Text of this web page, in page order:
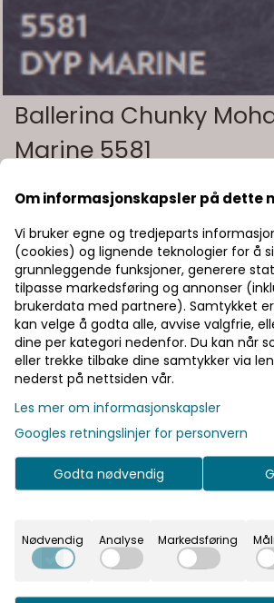
Ballerina Chunky
Marine 5581
mohair og ull som gir det karakteristiske
uttrykket vi kjenner så godt. Garnet
følgetråd eller strikket alene enten i en
Kvalitet: 77 % mohair, 18 % ull, 5 % polyamid Løpemeter:
135 meter pr. 50 gr. nøste Strikkefasthet: 16-13 masker på
pinne 5 - 7= 10 cm Vaskeinfo:
Les mer
135,-
Legg i handlekurv
Rask levering
Kvalitetsprodukter
Om informasjonskapsler på dette
Vi bruker egne og tredjeparts
(cookies) og lignende teknologier for å
grunnleggende funksjoner, generere
tilpasse markedsføring og annonser
brukerdata med partnere). Samtykket
kan velge å godta alle, avvise valgfrie,
dine per kategori nedenfor. Du kan når
eller trekke tilbake dine samtykker via
nederst på nettsiden vår.
Les mer om informasjonskapsler
Googles retningslinjer for personvern
Godta nødvendig
Nødvendig Analyse Markedsføring